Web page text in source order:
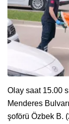
Olay saat 15.00
Menderes
şoförü Özbek B.